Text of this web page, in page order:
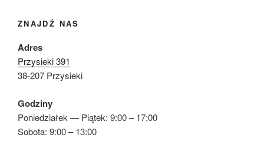
ZNAJDŹ NAS
Adres
Przysieki 391
38-207 Przysieki
Godziny
Poniedziałek — Piątek: 9:00 – 17:00
Sobota: 9:00 – 13:00